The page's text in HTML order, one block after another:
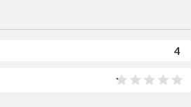
4